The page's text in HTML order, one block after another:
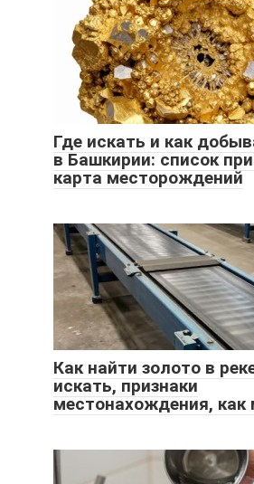
Где искать и как
в Башкирии: список
карта месторождений
Как найти золото в
искать, признаки
местонахождения, как